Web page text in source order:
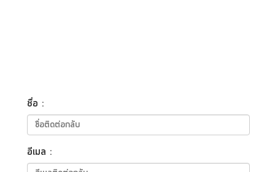
ชื่อ :
อีเมล :